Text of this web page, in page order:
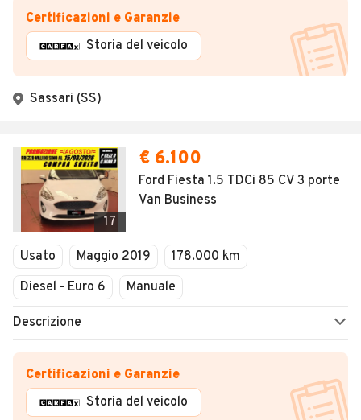
Certificazioni e Garanzie
Storia del veicolo
Sassari (SS)
17
€ 6.100
Ford Fiesta 1.5 TDCi 85 CV 3 porte
Van Business
Usato Maggio 2019
178.000 km
Diesel - Euro 6
Manuale
Descrizione
Certificazioni e Garanzie
Storia del veicolo